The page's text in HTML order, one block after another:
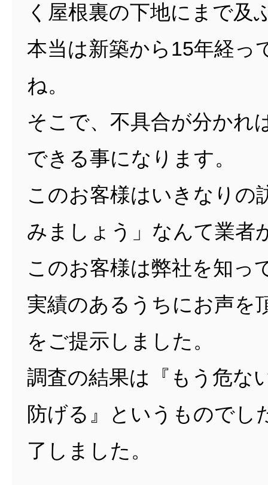
く屋根裏の下地にまで及
本当は新築から15年経っ
ね。
そこで、不具合が分かれ
できる事になります。
このお客様はいきなりの
みましょう」なんて業者
このお客様は弊社を知っ
実績のあるうちにお声を
をご提示しました。
調査の結果は『もう危な
防げる』というものでし
了しました。